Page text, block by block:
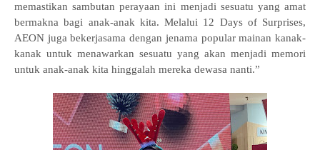
memastikan sambutan perayaan ini menjadi sesuatu yang amat
bermakna bagi anak-anak kita. Melalui 12 Days of Surprises,
AEON juga bekerjasama dengan jenama popular mainan kanak-
kanak untuk menawarkan sesuatu yang akan menjadi memori
untuk anak-anak kita hinggalah mereka dewasa nanti.”